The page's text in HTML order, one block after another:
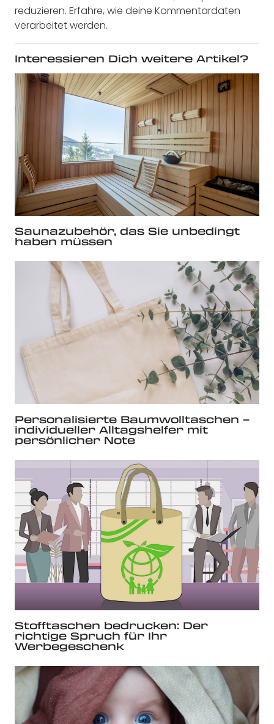
reduzieren. Erfahre, wie deine Kommentardaten
verarbeitet werden.
Interessieren Dich weitere Artikel?
Saunazubehör, das Sie unbedingt
haben müssen
Personalisierte Baumwolltaschen –
individueller Alltagshelfer mit
persönlicher Note
Stofftaschen bedrucken: Der
richtige Spruch für Ihr
Werbegeschenk